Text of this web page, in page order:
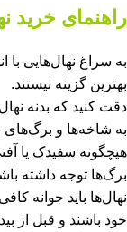
راهنمای خرید
به سراغ نهال‌هایی با
بهترین گزینه نیستند.
دقت کنید که بدنه
به شاخه‌ها و برگ‌های
هیچگونه سفیدک یا
برگ‌ها توجه داشته
نهال‌ها باید جوانه
خود باشند و قبل از